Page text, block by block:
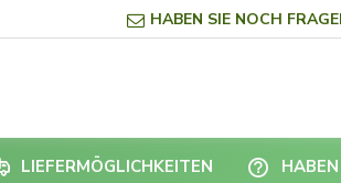
HABEN SIE NOCH
LIEFERMÖGLICHKEITEN